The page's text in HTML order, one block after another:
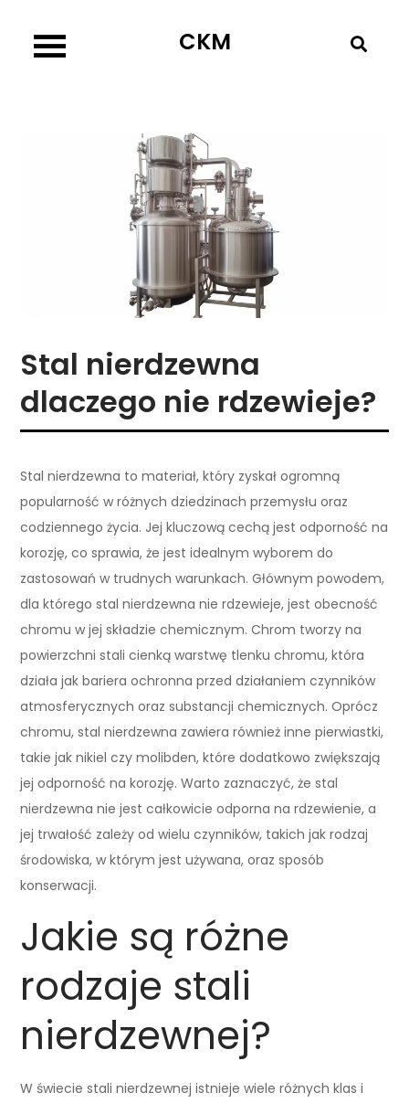
content
CKM
Stal nierdzewna
dlaczego nie rdzewieje?
Stal nierdzewna to materiał, który zyskał ogromną
popularność w różnych dziedzinach przemysłu oraz
codziennego życia. Jej kluczową cechą jest odporność na
korozję, co sprawia, że jest idealnym wyborem do
zastosowań w trudnych warunkach. Głównym powodem,
dla którego stal nierdzewna nie rdzewieje, jest obecność
chromu w jej składzie chemicznym. Chrom tworzy na
powierzchni stali cienką warstwę tlenku chromu, która
działa jak bariera ochronna przed działaniem czynników
atmosferycznych oraz substancji chemicznych. Oprócz
chromu, stal nierdzewna zawiera również inne pierwiastki,
takie jak nikiel czy molibden, które dodatkowo zwiększają
jej odporność na korozję. Warto zaznaczyć, że stal
nierdzewna nie jest całkowicie odporna na rdzewienie, a
jej trwałość zależy od wielu czynników, takich jak rodzaj
środowiska, w którym jest używana, oraz sposób
konserwacji.
Jakie są różne
rodzaje stali
nierdzewnej?
W świecie stali nierdzewnej istnieje wiele różnych klas i